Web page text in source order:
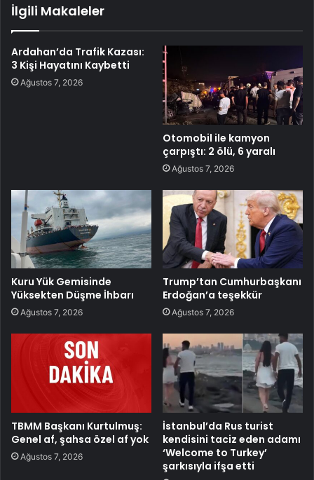
İlgili Makaleler
Ardahan’da Trafik Kazası:
3 Kişi Hayatını Kaybetti
Ağustos 7, 2026
Otomobil ile kamyon
çarpıştı: 2 ölü, 6 yaralı
Ağustos 7, 2026
Kuru Yük Gemisinde
Yüksekten Düşme İhbarı
Ağustos 7, 2026
Trump’tan Cumhurbaşkanı
Erdoğan’a teşekkür
Ağustos 7, 2026
TBMM Başkanı Kurtulmuş:
Genel af, şahsa özel af yok
Ağustos 7, 2026
İstanbul’da Rus turist
kendisini taciz eden adamı
‘Welcome to Turkey’
şarkısıyla ifşa etti